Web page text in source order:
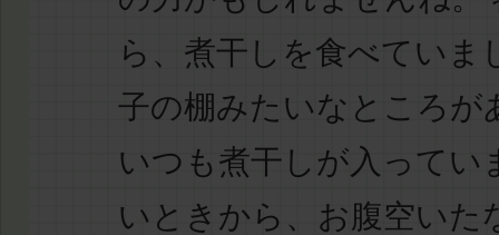
ら、煮干しを食べていま
子の棚みたいなところが
いつも煮干しが入ってい
いときから、お腹空いた